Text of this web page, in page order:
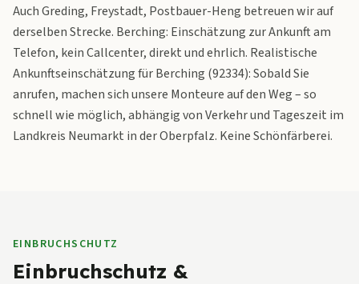
Auch Greding, Freystadt, Postbauer-Heng betreuen wir auf
derselben Strecke. Berching: Einschätzung zur Ankunft am
Telefon, kein Callcenter, direkt und ehrlich. Realistische
Ankunftseinschätzung für Berching (92334): Sobald Sie
anrufen, machen sich unsere Monteure auf den Weg – so
schnell wie möglich, abhängig von Verkehr und Tageszeit im
Landkreis Neumarkt in der Oberpfalz. Keine Schönfärberei.
EINBRUCHSCHUTZ
Einbruchschutz &